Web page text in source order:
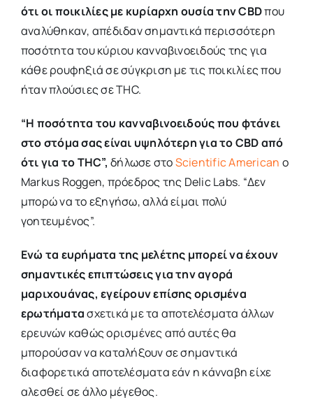
ότι οι ποικιλίες με κυρίαρχη ουσία την CBDπου
αναλύθηκαν, απέδιδαν σημαντικά περισσότερη
ποσότητα του κύριου κανναβινοειδούς της για
κάθε ρουφηξιά σε σύγκριση με τις ποικιλίες που
ήταν πλούσιες σε THC.
“Η ποσότητα του κανναβινοειδούς που φτάνει
στο στόμα σας είναι υψηλότερη για το CBD από
ότι για το THC”, δήλωσε στοScientific American ο
Markus Roggen, πρόεδρος της Delic Labs. “Δεν
μπορώ να το εξηγήσω, αλλά είμαι πολύ
γοητευμένος”.
Ενώ τα ευρήματα της μελέτης μπορεί να έχουν
σημαντικές επιπτώσεις για την αγορά
μαριχουάνας, εγείρουν επίσης ορισμένα
ερωτήματασχετικά με τα αποτελέσματα άλλων
ερευνών καθώς ορισμένες από αυτές θα
μπορούσαν να καταλήξουν σε σημαντικά
διαφορετικά αποτελέσματα εάν η κάνναβη είχε
αλεσθεί σε άλλο μέγεθος.